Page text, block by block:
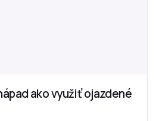
ako využiť ojazdené